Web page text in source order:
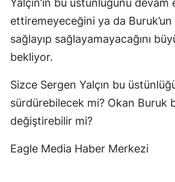
ettiremeyeceğini ya da
sağlayıp sağlayamayacağını
bekliyor.
Sizce Sergen Yalçın bu
sürdürebilecek mi? Okan Buruk
değiştirebilir mi?
Eagle Media Haber Merkezi